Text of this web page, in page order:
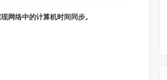
络中的计算机时间同步。